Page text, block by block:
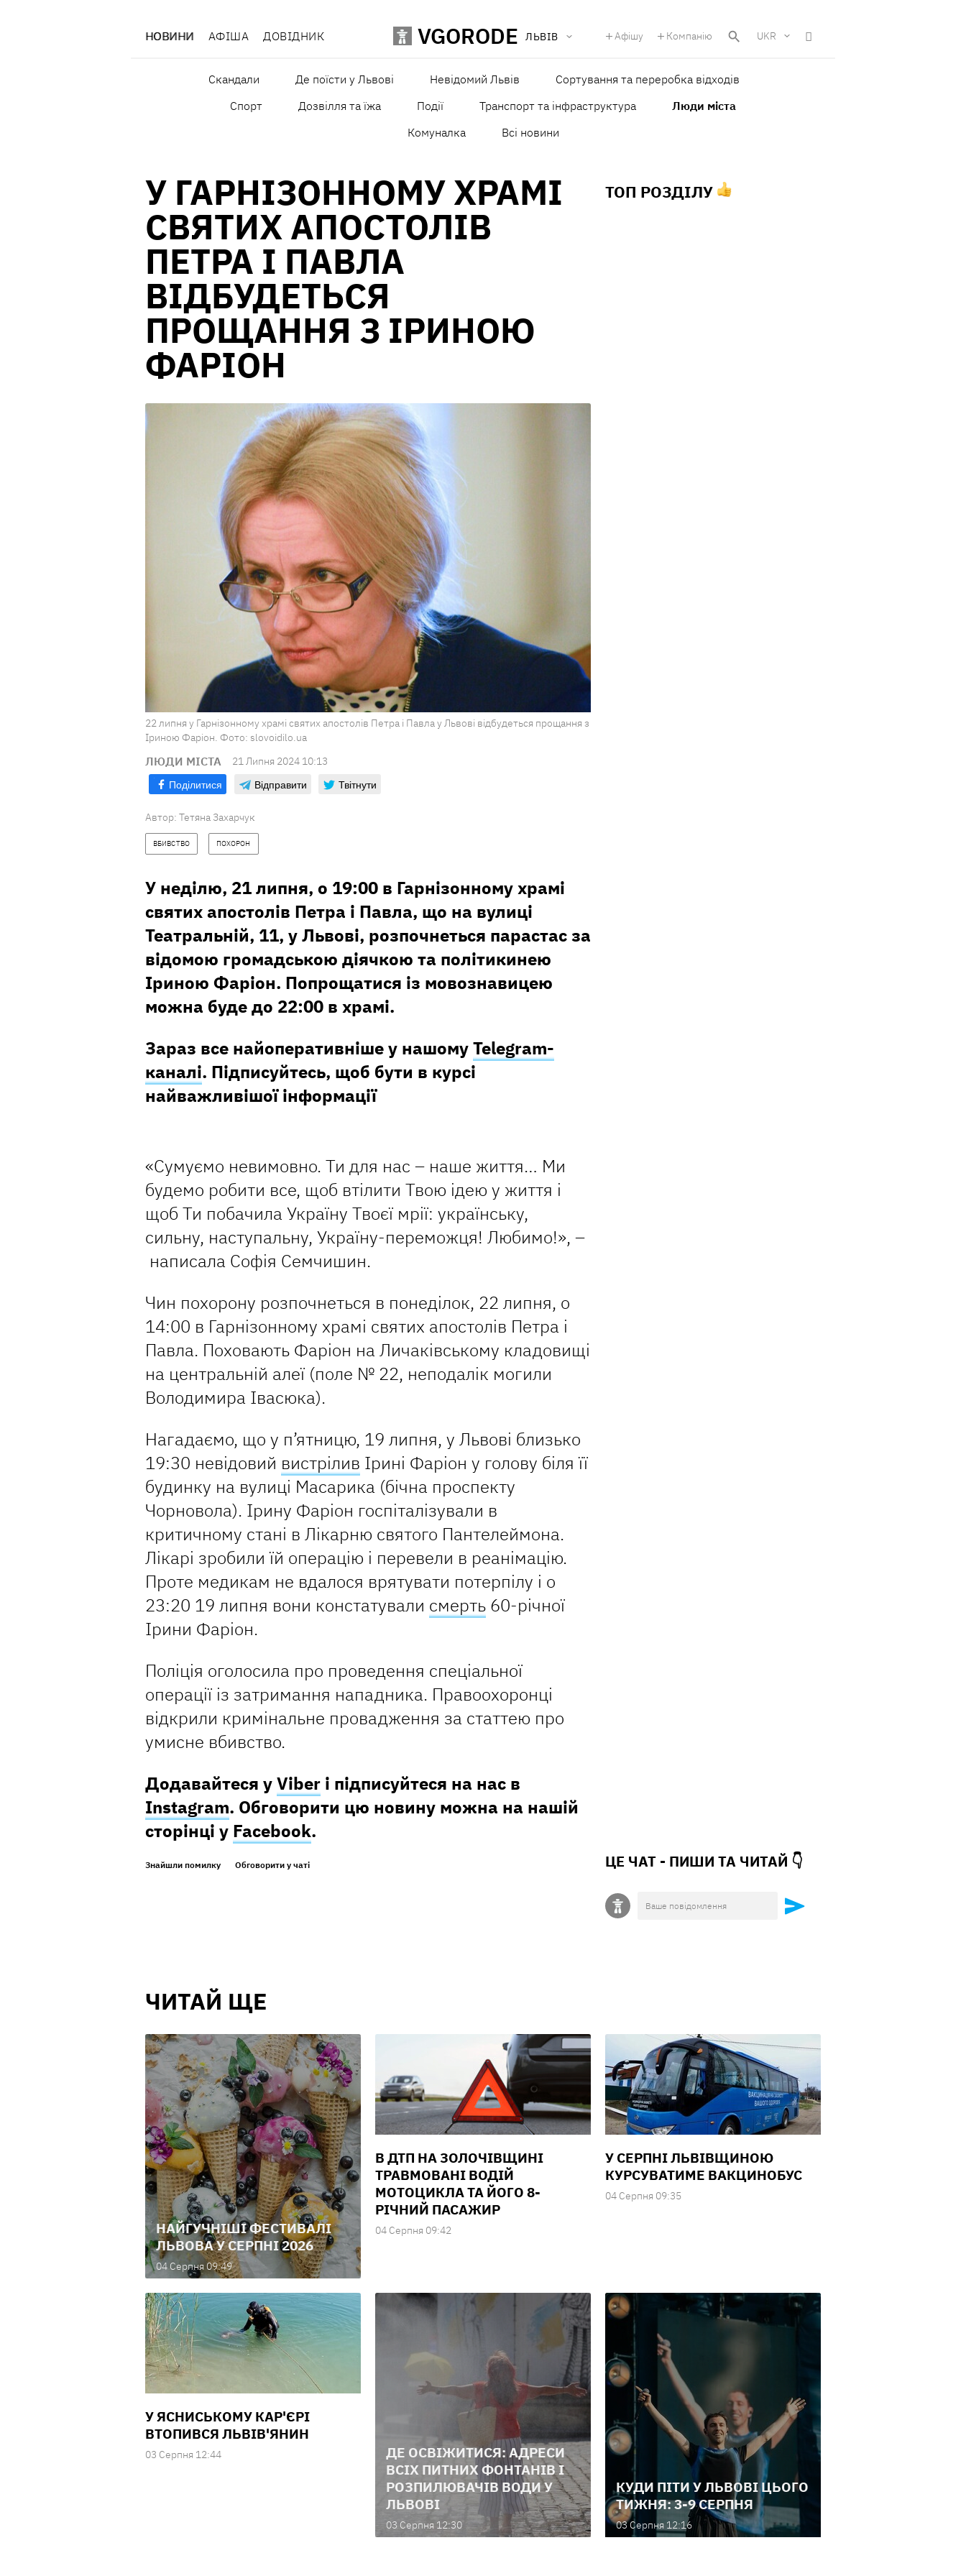
НОВИНИ АФІША ДОВІДНИК VGORODE ЛЬВІВ Афішу Компанію UKR
Скандали Де поїсти у Львові Невідомий Львів
Сортування та переробка відходів
Спорт
Дозвілля та їжа Події Транспорт та інфраструктура
Люди міста
Комуналка
Всі новини
У ГАРНІЗОННОМУ ХРАМІ
СВЯТИХ АПОСТОЛІВ
ПЕТРА І ПАВЛА
ВІДБУДЕТЬСЯ
ПРОЩАННЯ З ІРИНОЮ
ФАРІОН
22 липня у Гарнізонному храмі святих апостолів Петра і Павла у Львові відбудеться прощання з
Іриною Фаріон. Фото: slovoidilo.ua
ЛЮДИ МІСТА 21 Липня 2024 10:13
Поділитися Відправити Твітнути
Автор: Тетяна Захарчук
ВБИВСТВО ПОХОРОН
У неділю, 21 липня, о 19:00 в Гарнізонному храмі
святих апостолів Петра і Павла, що на вулиці
Театральній, 11, у Львові, розпочнеться парастас за
відомою громадською діячкою та політикинею
Іриною Фаріон. Попрощатися із мовознавицею
можна буде до 22:00 в храмі.
Зараз все найоперативніше у нашомуTelegram-
каналі. Підписуйтесь, щоб бути в курсі
найважливішої інформації
«Сумуємо невимовно. Ти для нас – наше життя… Ми
будемо робити все, щоб втілити Твою ідею у життя і
щоб Ти побачила Україну Твоєї мрії: українську,
сильну, наступальну, Україну-переможця! Любимо!», –
написала Софія Семчишин.
Чин похорону розпочнеться в понеділок, 22 липня, о
14:00 в Гарнізонному храмі святих апостолів Петра і
Павла. Поховають Фаріон на Личаківському кладовищі
на центральній алеї (поле № 22, неподалік могили
Володимира Івасюка).
Нагадаємо, що у п’ятницю, 19 липня, у Львові близько
19:30 невідовий вистрілив Ірині Фаріон у голову біля її
будинку на вулиці Масарика (бічна проспекту
Чорновола). Ірину Фаріон госпіталізували в
критичному стані в Лікарню святого Пантелеймона.
Лікарі зробили їй операцію і перевели в реанімацію.
Проте медикам не вдалося врятувати потерпілу і о
23:20 19 липня вони констатували смерть 60-річної
Ірини Фаріон.
Поліція оголосила про проведення спеціальної
операції із затримання нападника. Правоохоронці
відкрили кримінальне провадження за статтею про
умисне вбивство.
Додавайтеся уViber і підписуйтеся на нас в
Instagram. Обговорити цю новину можна на нашій
сторінці у Facebook.
Знайшли помилку Обговорити у чаті
ТОП РОЗДІЛУ
ЦЕ ЧАТ - ПИШИ ТА ЧИТАЙ 👇
ЧИТАЙ ЩЕ
НАЙГУЧНІШІ ФЕСТИВАЛІ
ЛЬВОВА У СЕРПНІ 2026
04 Серпня 09:49
В ДТП НА ЗОЛОЧІВЩИНІ
ТРАВМОВАНІ ВОДІЙ
МОТОЦИКЛА ТА ЙОГО 8-
РІЧНИЙ ПАСАЖИР
04 Серпня 09:42
У СЕРПНІ ЛЬВІВЩИНОЮ
КУРСУВАТИМЕ ВАКЦИНОБУС
04 Серпня 09:35
У ЯСНИСЬКОМУ КАР'ЄРІ
ВТОПИВСЯ ЛЬВІВ'ЯНИН
03 Серпня 12:44
ДЕ ОСВІЖИТИСЯ: АДРЕСИ
ВСІХ ПИТНИХ ФОНТАНІВ І
РОЗПИЛЮВАЧІВ ВОДИ У
ЛЬВОВІ
03 Серпня 12:30
КУДИ ПІТИ У ЛЬВОВІ ЦЬОГО
ТИЖНЯ: 3-9 СЕРПНЯ
03 Серпня 12:16